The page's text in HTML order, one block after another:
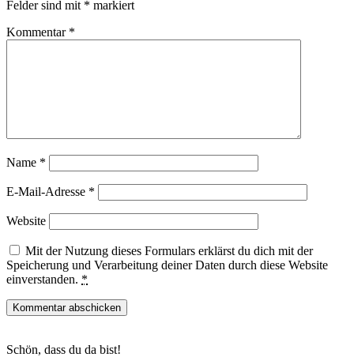
Felder sind mit * markiert
Kommentar *
Name *
E-Mail-Adresse *
Website
Mit der Nutzung dieses Formulars erklärst du dich mit der
Speicherung und Verarbeitung deiner Daten durch diese Website
einverstanden. *
Schön, dass du da bist!